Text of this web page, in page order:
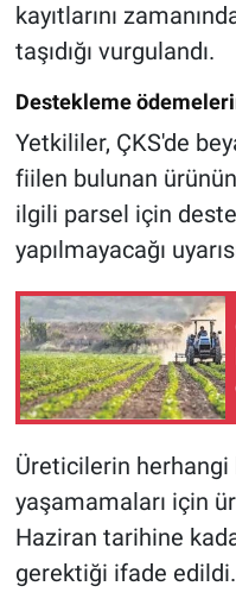
kayıtlarını
taşıdığı vurgulandı.
Destekleme
Yetkililer, ÇKS'de
fiilen bulunan
ilgili parsel için
yapılmayacağı
Üreticilerin
yaşamamaları için
Haziran tarihine
gerektiği ifade edildi.